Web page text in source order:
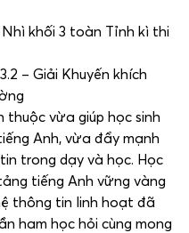
khối 3 toàn Tỉnh kì thi
– Giải Khuyến khích
thuộc vừa giúp học sinh
Anh, vừa đẩy mạnh
trong dạy và học. Học
tiếng Anh vững vàng
thông tin linh hoạt đã
ham học hỏi cùng mong